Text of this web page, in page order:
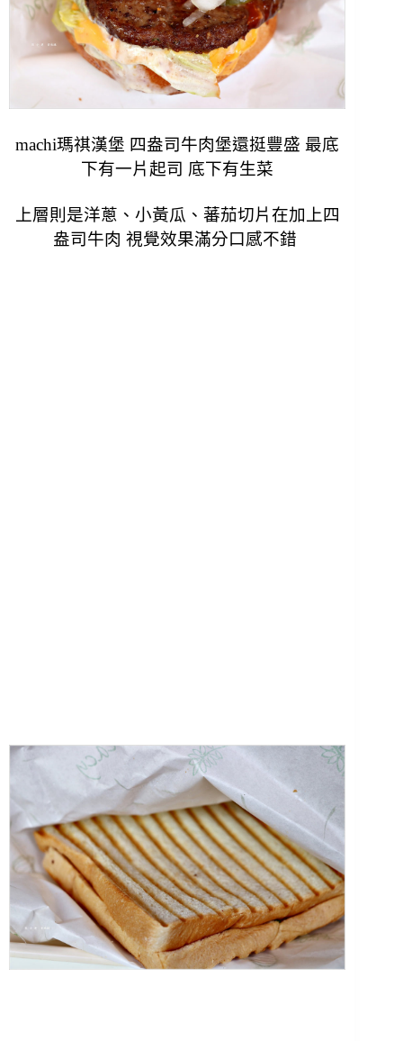
machi瑪祺漢堡 四盎司牛肉堡還挺豐盛 最底
下有一片起司 底下有生菜
上層則是洋蔥、小黃瓜、蕃茄切片在加上四
盎司牛肉 視覺效果滿分口感不錯